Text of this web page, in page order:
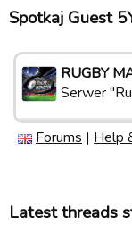
Spotkaj Guest
RUGBY
Serwer
Forums | Help
Latest threads